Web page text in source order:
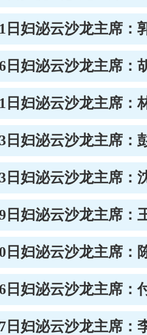
日妇泌云沙龙主席：
日妇泌云沙龙主席：
日妇泌云沙龙主席：
日妇泌云沙龙主席：
日妇泌云沙龙主席：
日妇泌云沙龙主席：
日妇泌云沙龙主席：
日妇泌云沙龙主席：
日妇泌云沙龙主席：